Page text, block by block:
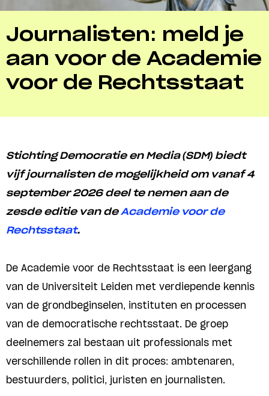
Journalisten: meld je
aan voor de Academie
voor de Rechtsstaat
Stichting Democratie en Media (SDM) biedt
vijf journalisten de mogelijkheid om vanaf 4
september 2026 deel te nemen aan de
zesde editie van de Academie voor de
Rechtsstaat.
De Academie voor de Rechtsstaat is een leergang
van de Universiteit Leiden met verdiepende kennis
van de grondbeginselen, instituten en processen
van de democratische rechtsstaat. De groep
deelnemers zal bestaan uit professionals met
verschillende rollen in dit proces: ambtenaren,
bestuurders, politici, juristen en journalisten.